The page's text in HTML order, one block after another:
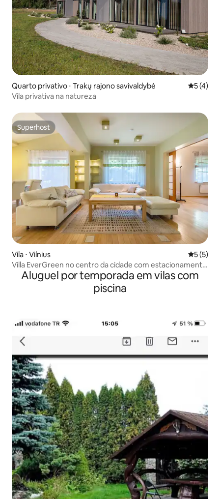
Quarto privativo ⋅ Trakų rajono savivaldybė 5 de
5 (4)
Vila privativa na natureza
Superhost
Superhost
Vila ⋅ Vilnius 5 de
5 (5)
Villa EverGreen no centro da cidade com estacionamento
em garagem
Aluguel por temporada em vilas com
piscina